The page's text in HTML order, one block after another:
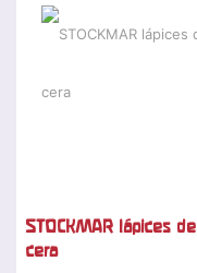
STOCKMAR lápices de
cera